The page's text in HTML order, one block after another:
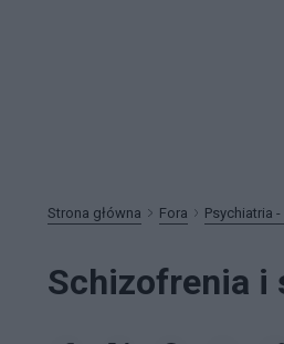
Strona główna Fora Psychiatria
Schizofrenia i